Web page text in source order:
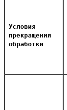
Условия
прекращения
обработки